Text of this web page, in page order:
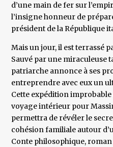
d’une main de fer sur
l’insigne honneur de
président de la République
Mais un jour, il est terrassé
Sauvé par une miraculeuse
patriarche annonce à ses
entreprendre avec eux un
Cette expédition
voyage intérieur pour
permettra de révéler le
cohésion familiale autour
Conte philosophique,